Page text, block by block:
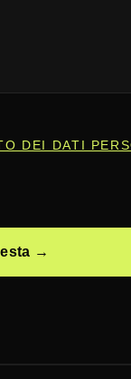
DEI DATI